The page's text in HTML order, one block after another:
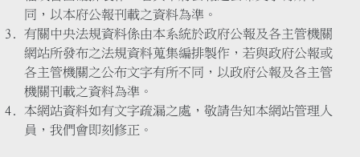
同，以本府公報刊載之資料為準。
有關中央法規資料係由本系統於政府公報及各主管機關
網站所發布之法規資料蒐集編排製作，若與政府公報或
各主管機關之公布文字有所不同，以政府公報及各主管
機關刊載之資料為準。
本網站資料如有文字疏漏之處，敬請告知本網站管理人
員，我們會即刻修正。